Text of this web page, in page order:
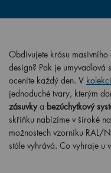
Obdivujete krásu
design? Pak je umyvadlová
oceníte každý den. V
jednoduché tvary, kterým
zásuvky a bezúchytkový
skříňku nabízíme v široké
možnostech vzorníku RAL/
stále vyhrává. Co vyhraje u